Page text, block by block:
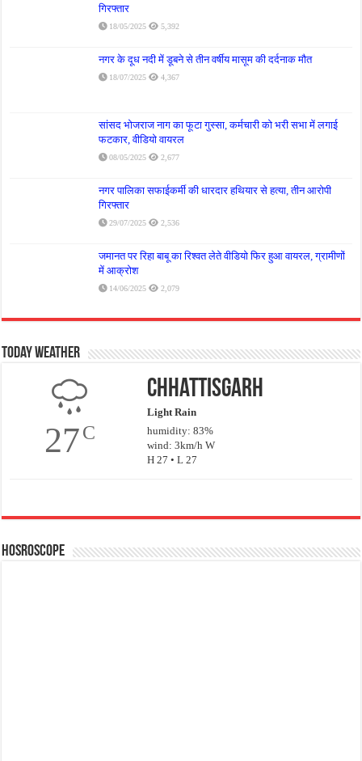
गिरफ्तार
18/05/2025 5,392
नगर के दूध नदी में डूबने से तीन वर्षीय मासूम की दर्दनाक मौत
18/07/2025 4,367
सांसद भोजराज नाग का फूटा गुस्सा, कर्मचारी को भरी सभा में लगाई
फटकार, वीडियो वायरल
08/05/2025 2,677
नगर पालिका सफाईकर्मी की धारदार हथियार से हत्या, तीन आरोपी
गिरफ्तार
29/07/2025 2,536
जमानत पर रिहा बाबू का रिश्वत लेते वीडियो फिर हुआ वायरल, ग्रामीणों
में आक्रोश
14/06/2025 2,079
Today Weather
27C
Chhattisgarh
Light Rain
humidity: 83%
wind: 3km/h W
H 27 • L 27
Hosroscope